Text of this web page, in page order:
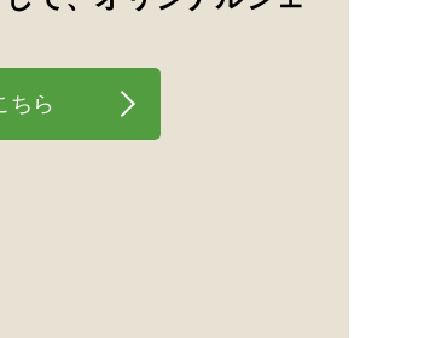
ちら